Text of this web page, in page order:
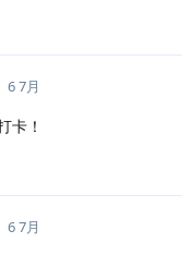
6 7月
卡！
6 7月